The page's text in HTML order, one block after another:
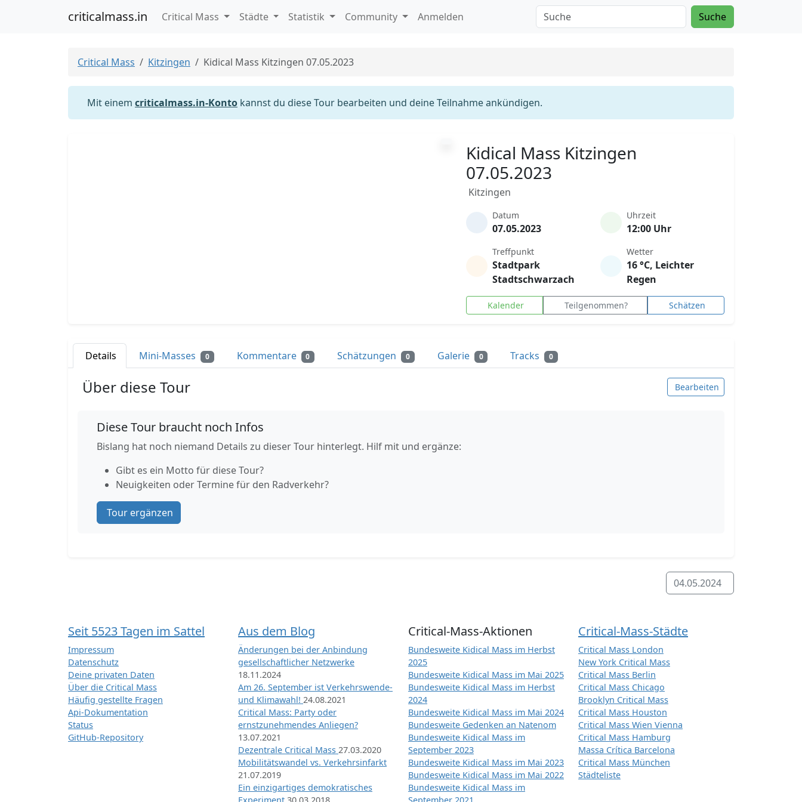
criticalmass.in Critical Mass Städte Statistik Community Anmelden Suche
Critical Mass Kitzingen Kidical Mass Kitzingen 07.05.2023
Mit einem criticalmass.in-Konto kannst du diese Tour bearbeiten und deine Teilnahme ankündigen.
Kidical Mass Kitzingen
07.05.2023
Kitzingen
Datum
07.05.2023
Uhrzeit
12:00 Uhr
Treffpunkt
Stadtpark
Stadtschwarzach
Wetter
16 °C, Leichter
Regen
Kalender Teilgenommen? Schätzen
Details Mini-Masses 0 Kommentare 0 Schätzungen 0 Galerie 0 Tracks 0
Über diese Tour Bearbeiten
Diese Tour braucht noch Infos
Bislang hat noch niemand Details zu dieser Tour hinterlegt. Hilf mit und ergänze:
Gibt es ein Motto für diese Tour?
Neuigkeiten oder Termine für den Radverkehr?
Tour ergänzen
04.05.2024
Seit 5523 Tagen im Sattel
Impressum
Datenschutz
Deine privaten Daten
Über die Critical Mass
Häufig gestellte Fragen
Api-Dokumentation
Status
GitHub-Repository
Aus dem Blog
Änderungen bei der Anbindung
gesellschaftlicher Netzwerke
18.11.2024
Am 26. September ist Verkehrswende-
und Klimawahl! 24.08.2021
Critical Mass: Party oder
ernstzunehmendes Anliegen?
13.07.2021
Dezentrale Critical Mass 27.03.2020
Mobilitätswandel vs. Verkehrsinfarkt
21.07.2019
Ein einzigartiges demokratisches
Critical-Mass-Aktionen
Bundesweite Kidical Mass im Herbst
2025
Bundesweite Kidical Mass im Mai 2025
Bundesweite Kidical Mass im Herbst
2024
Bundesweite Kidical Mass im Mai 2024
Bundesweite Gedenken an Natenom
Bundesweite Kidical Mass im
September 2023
Bundesweite Kidical Mass im Mai 2023
Bundesweite Kidical Mass im Mai 2022
Bundesweite Kidical Mass im
Critical-Mass-Städte
Critical Mass London
New York Critical Mass
Critical Mass Berlin
Critical Mass Chicago
Brooklyn Critical Mass
Critical Mass Houston
Critical Mass Wien Vienna
Critical Mass Hamburg
Massa Crítica Barcelona
Critical Mass München
Städteliste